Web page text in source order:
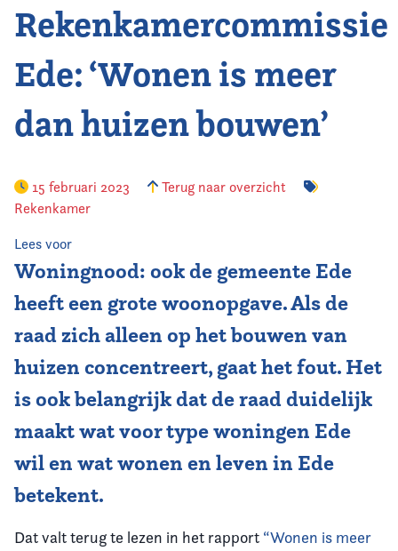
Rekenkamercommissie
Ede: ‘Wonen is meer
dan huizen bouwen’
15 februari 2023
Terug naar overzicht
Rekenkamer
Lees voor
Woningnood: ook de gemeente Ede
heeft een grote woonopgave. Als de
raad zich alleen op het bouwen van
huizen concentreert, gaat het fout. Het
is ook belangrijk dat de raad duidelijk
maakt wat voor type woningen Ede
wil en wat wonen en leven in Ede
betekent.
Dat valt terug te lezen in het rapport “Wonen is meer